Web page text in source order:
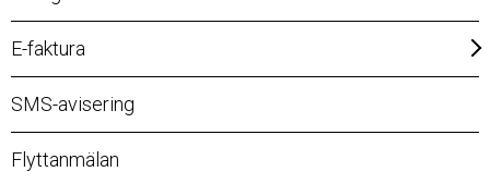
E-faktura
SMS-avisering
Flyttanmälan